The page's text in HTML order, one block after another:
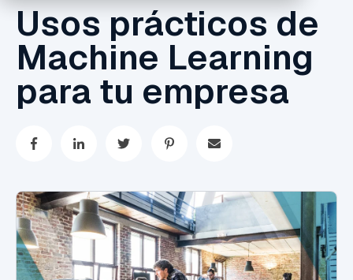
Usos prácticos de
Machine Learning
para tu empresa